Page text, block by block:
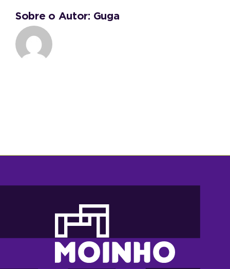
Sobre o Autor: Guga